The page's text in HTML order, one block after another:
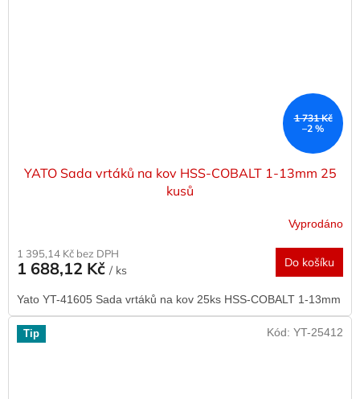
1 731 Kč
–2 %
YATO Sada vrtáků na kov HSS-COBALT 1-13mm 25
kusů
Vyprodáno
1 395,14 Kč bez DPH
1 688,12 Kč / ks
Do košíku
Yato YT-41605 Sada vrtáků na kov 25ks HSS-COBALT 1-13mm
Tip Kód: YT-25412